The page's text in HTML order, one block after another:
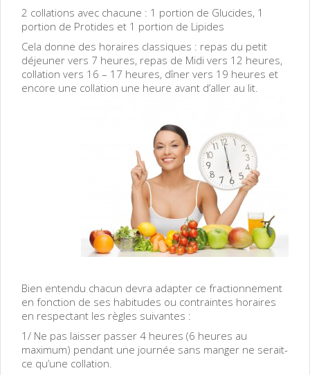
2 collations avec chacune : 1 portion de Glucides, 1
portion de Protides et 1 portion de Lipides
Cela donne des horaires classiques : repas du petit
déjeuner vers 7 heures, repas de Midi vers 12 heures,
collation vers 16 – 17 heures, dîner vers 19 heures et
encore une collation une heure avant d’aller au lit.
Bien entendu chacun devra adapter ce fractionnement
en fonction de ses habitudes ou contraintes horaires
en respectant les règles suivantes :
1/ Ne pas laisser passer 4 heures (6 heures au
maximum) pendant une journée sans manger ne serait-
ce qu’une collation.